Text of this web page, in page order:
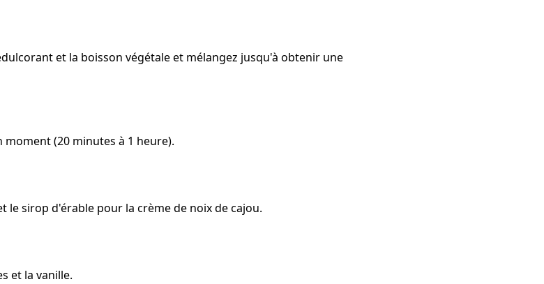
et la boisson végétale et mélangez jusqu'à obtenir une
moment (20 minutes à 1 heure).
le sirop d'érable pour la crème de noix de cajou.
et la vanille.